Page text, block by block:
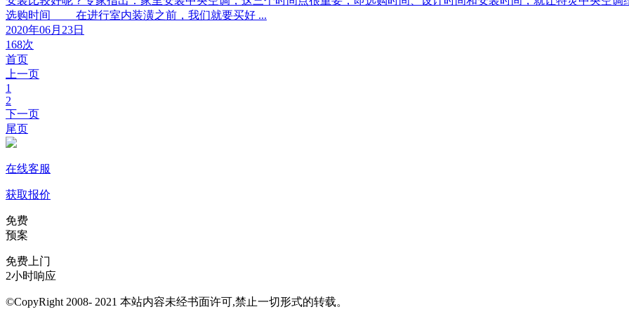
选购时间 在进行室内装潢之前，我们就要买好 ...
2020年06月23日
168次
首页
上一页
1
2
下一页
尾页
在线客服
获取报价
免费
预案
免费上门
2小时响应
©CopyRight 2008- 2021 本站内容未经书面许可,禁止一切形式的转载。